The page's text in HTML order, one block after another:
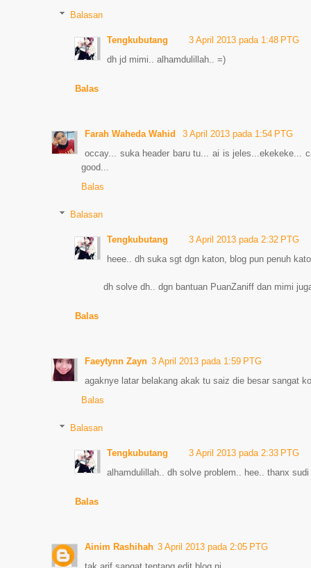
Balasan
Tengkubutang
3 April 2013 pada 1:48 PTG
dh jd mimi.. alhamdulillah.. =)
Balas
Farah Waheda Wahid
3 April 2013 pada 1:54 PTG
occay... suka header baru tu... ai is jeles...ekekeke...
good...
Balas
Balasan
Tengkubutang
3 April 2013 pada 2:32 PTG
heee.. dh suka sgt dgn katon, blog pun penuh
dh solve dh.. dgn bantuan PuanZaniff dan mimi
Balas
Faeytynn Zayn 3 April 2013 pada 1:59 PTG
agaknye latar belakang akak tu saiz die besar sangat
Balas
Balasan
Tengkubutang
3 April 2013 pada 2:33 PTG
alhamdulillah.. dh solve problem.. hee.. thanx
Balas
Ainim Rashihah 3 April 2013 pada 2:05 PTG